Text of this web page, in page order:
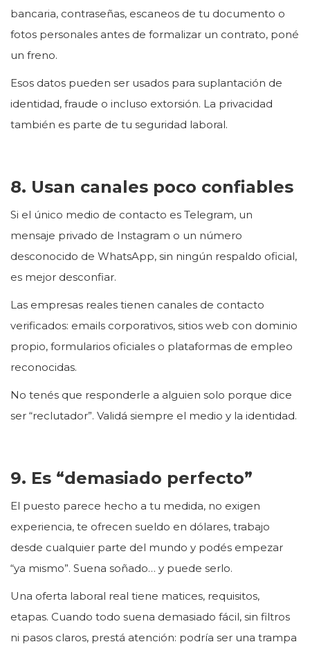
bancaria, contraseñas, escaneos de tu documento o
fotos personales antes de formalizar un contrato, poné
un freno.
Esos datos pueden ser usados para suplantación de
identidad, fraude o incluso extorsión. La privacidad
también es parte de tu seguridad laboral.
8. Usan canales poco confiables
Si el único medio de contacto es Telegram, un
mensaje privado de Instagram o un número
desconocido de WhatsApp, sin ningún respaldo oficial,
es mejor desconfiar.
Las empresas reales tienen canales de contacto
verificados: emails corporativos, sitios web con dominio
propio, formularios oficiales o plataformas de empleo
reconocidas.
No tenés que responderle a alguien solo porque dice
ser “reclutador”. Validá siempre el medio y la identidad.
9. Es “demasiado perfecto”
El puesto parece hecho a tu medida, no exigen
experiencia, te ofrecen sueldo en dólares, trabajo
desde cualquier parte del mundo y podés empezar
“ya mismo”. Suena soñado… y puede serlo.
Una oferta laboral real tiene matices, requisitos,
etapas. Cuando todo suena demasiado fácil, sin filtros
ni pasos claros, prestá atención: podría ser una trampa